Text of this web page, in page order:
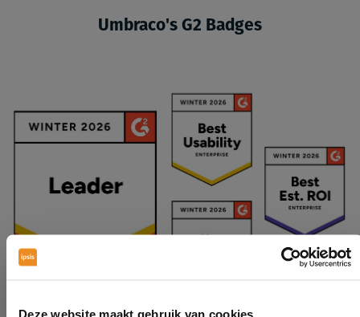
Deze website maakt gebruik van cookies
Umbraco's G2 Badges